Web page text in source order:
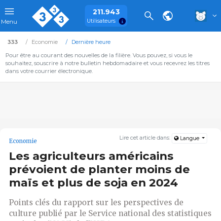
Menu
211.943
Utilisateurs
333 Economie
Dernière heure
Pour être au courant des nouvelles de la filière. Vous pouvez, si vous le
souhaitez, souscrire à notre bulletin hebdomadaire et vous recevrez les titres
dans votre courrier électronique.
Lire cet article dans: Langue
Economie
Les agriculteurs américains
prévoient de planter moins de
maïs et plus de soja en 2024
Points clés du rapport sur les perspectives de
culture publié par le Service national des statistiques